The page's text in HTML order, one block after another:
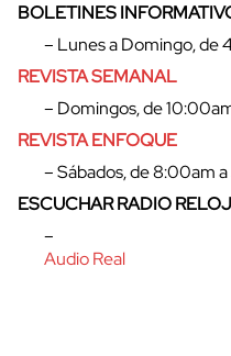
cerrar
BOLETINES
– Lunes a Domingo, de
REVISTA SEMANAL
– Domingos, de
REVISTA ENFOQUE
– Sábados, de 8:00am
ESCUCHAR RADIO
–
Audio Real